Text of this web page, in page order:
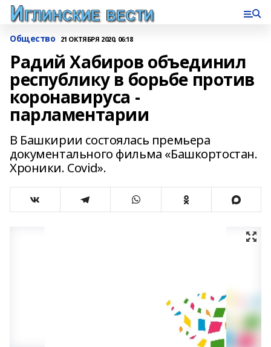
Общество 21 ОКТЯБРЯ 2020, 06:18
Радий Хабиров объединил
республику в борьбе против
коронавируса -
парламентарии
В Башкирии состоялась премьера
документального фильма «Башкортостан.
Хроники. Covid».